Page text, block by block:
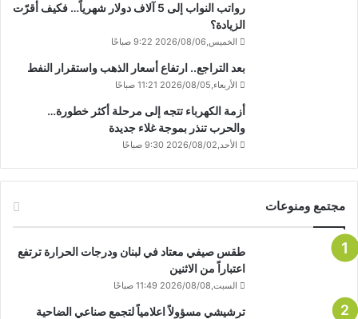
رواتب النواب إلى 5 آلاف دولار شهرياً… فكيف أقرّت
الزيادة؟
الخميس,2026/08/06 9:22 صباحًا
بعد التراجع.. ارتفاع أسعار الذهب واستقرار النفط
الأربعاء,2026/08/05 11:21 صباحًا
أزمة الكهرباء تتجه إلى مرحلة أكثر خطورة…
والحرب تنذر بموجة غلاء جديدة
الأحد,2026/08/02 9:30 صباحًا
مجتمع ومنوعات
طقس صيفي معتاد في لبنان ودرجات الحرارة ترتفع
اعتباراً من الاثنين
السبت,2026/08/08 11:49 صباحًا
ترشيشي مسؤولاً اعلامياً لتجمع صناعي الضاحية